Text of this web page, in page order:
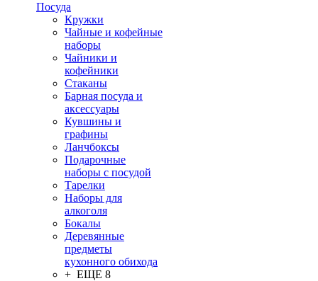
Посуда
Кружки
Чайные и кофейные
наборы
Чайники и
кофейники
Стаканы
Барная посуда и
аксессуары
Кувшины и
графины
Ланчбоксы
Подарочные
наборы с посудой
Тарелки
Наборы для
алкоголя
Бокалы
Деревянные
предметы
кухонного обихода
+ ЕЩЕ 8